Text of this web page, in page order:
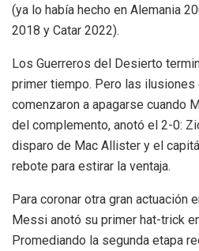
(ya lo había hecho en Alemania
2018 y Catar 2022).
Los Guerreros del Desierto
primer tiempo. Pero las ilusiones
comenzaron a apagarse cuando
del complemento, anotó el 2-0:
disparo de Mac Allister y el
rebote para estirar la ventaja.
Para coronar otra gran actuación
Messi anotó su primer hat-trick
Promediando la segunda etapa